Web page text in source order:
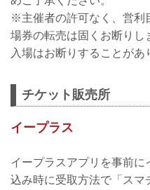
※主催者の許可なく、営利
場券の転売は固くお断り
入場はお断りすることがあ
チケット販売所
イープラス
イープラスアプリを事前に
込み時に受取方法で「スマ